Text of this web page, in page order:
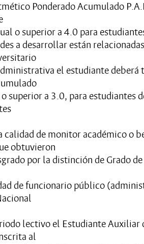
Ponderado Acumulado
o superior a 4.0 para
a desarrollar están
el estudiante
superior a 3.0, para estudiantes
calidad de monitor académico o
obtuvieron
por la distinción de Grado
de funcionario público
lectivo el Estudiante Auxiliar
al